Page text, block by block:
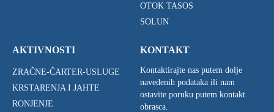
OTOK TASOS
SOLUN
AKTIVNOSTI
ZRAČNE-ČARTER-USLUGE
KRSTARENJA I JAHTE
RONJENJE
KONTAKT
Kontaktirajte nas putem dolje
navedenih podataka ili nam
ostavite poruku putem kontakt
obrasca.